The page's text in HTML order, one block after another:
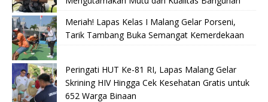
Meriah! Lapas Kelas I Malang Gelar Porseni,
Tarik Tambang Buka Semangat Kemerdekaan
Peringati HUT Ke-81 RI, Lapas Malang Gelar
Skrining HIV Hingga Cek Kesehatan Gratis untuk
652 Warga Binaan